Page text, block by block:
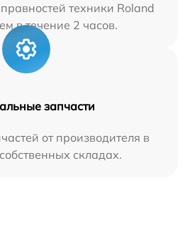
техники Roland
в течение 2 часов.
запчасти
от производителя в
складах.